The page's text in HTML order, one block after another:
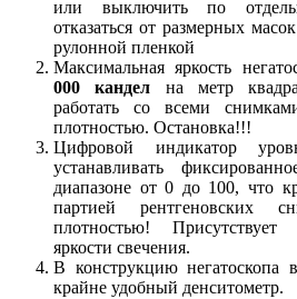
или выключить по
отказаться от размерных
рулонной пленкой
Максимальная яркость
000 кандел на метр
работать со всеми
плотностью. Остановка!!!
Цифровой индикатор
устанавливать
диапазоне от 0 до 100, что
партией рентгеновских
плотностью!
яркости свечения.
В конструкцию негатоскопа
крайне удобный денситометр.